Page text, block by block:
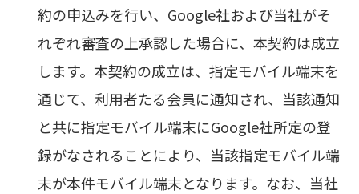
約の申込みを行い、Google社および当社がそ
れぞれ審査の上承認した場合に、本契約は成立
します。本契約の成立は、指定モバイル端末を
通じて、利用者たる会員に通知され、当該通知
と共に指定モバイル端末にGoogle社所定の登
録がなされることにより、当該指定モバイル端
末が本件モバイル端末となります。なお、当社